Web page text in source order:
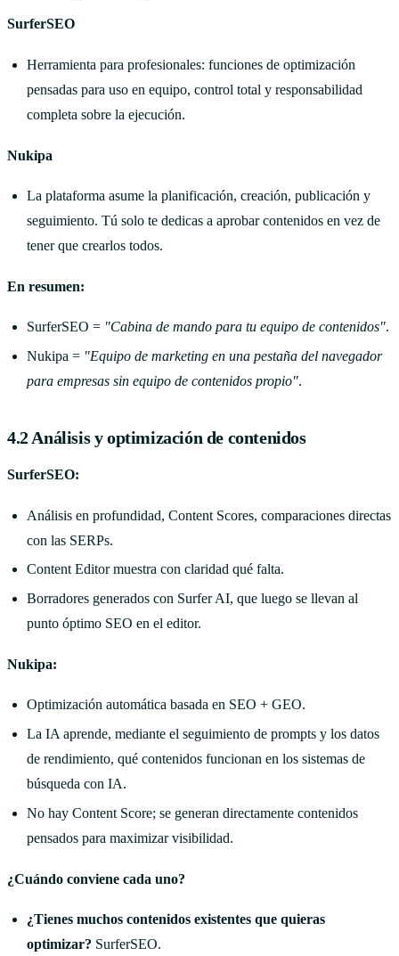
SurferSEO
Herramienta para profesionales: funciones de optimización
pensadas para uso en equipo, control total y responsabilidad
completa sobre la ejecución.
Nukipa
La plataforma asume la planificación, creación, publicación y
seguimiento. Tú solo te dedicas a aprobar contenidos en vez de
tener que crearlos todos.
En resumen:
SurferSEO = "Cabina de mando para tu equipo de contenidos".
Nukipa = "Equipo de marketing en una pestaña del navegador
para empresas sin equipo de contenidos propio".
4.2 Análisis y optimización de contenidos
SurferSEO:
Análisis en profundidad, Content Scores, comparaciones directas
con las SERPs.
Content Editor muestra con claridad qué falta.
Borradores generados con Surfer AI, que luego se llevan al
punto óptimo SEO en el editor.
Nukipa:
Optimización automática basada en SEO + GEO.
La IA aprende, mediante el seguimiento de prompts y los datos
de rendimiento, qué contenidos funcionan en los sistemas de
búsqueda con IA.
No hay Content Score; se generan directamente contenidos
pensados para maximizar visibilidad.
¿Cuándo conviene cada uno?
¿Tienes muchos contenidos existentes que quieras
optimizar? SurferSEO.